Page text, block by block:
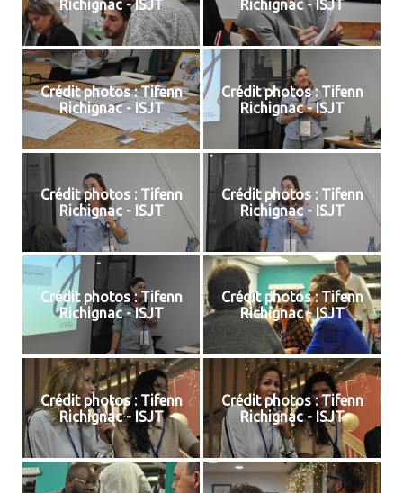
Richignac - ISJT
Richignac - ISJT
Crédit photos : Tifenn
Richignac - ISJT
Crédit photos : Tifenn
Richignac - ISJT
Crédit photos : Tifenn
Richignac - ISJT
Crédit photos : Tifenn
Richignac - ISJT
Crédit photos : Tifenn
Richignac - ISJT
Crédit photos : Tifenn
Richignac - ISJT
Crédit photos : Tifenn
Richignac - ISJT
Crédit photos : Tifenn
Richignac - ISJT